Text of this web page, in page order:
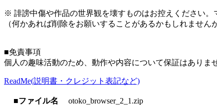
※ 誹謗中傷や作品の世界観を壊すものはお控えください。
（何かあれば削除をお願いすることがあるかもしれません
■免責事項
個人の趣味活動のため、動作や内容について保証はありま
ReadMe(説明書・クレジット表記など)
■ファイル名
otoko_browser_2_1.zip